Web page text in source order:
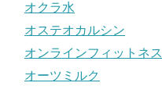
オクラ水
オステオカルシン
オンラインフィットネス
オーツミルク